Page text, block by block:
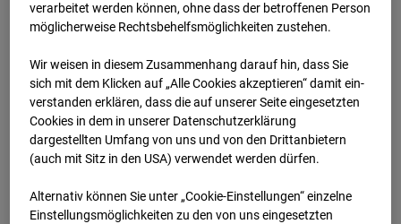
BC-146 - BV-Neubau
STRABAG BMTI
Werkstatthalle
Garching
Robert-Bosch-Straße 10, 85378 Garching
verarbeitet werden können, ohne dass der betroffenen Person
möglicherweise Rechtsbehelfsmöglichkeiten zustehen.
Wir weisen in diesem Zusammenhang darauf hin, dass Sie
sich mit dem Klicken auf „Alle Cookies akzeptieren“ damit ein­
ver­standen erklären, dass die auf unserer Seite eingesetzten
Cookies in dem in unserer Datenschutzerklärung
dargestellten Umfang von uns und von den Drittanbietern
(auch mit Sitz in den USA) verwendet werden dürfen.
Alternativ können Sie unter „Cookie-Einstellungen“ einzelne
Einstellungsmöglichkeiten zu den von uns eingesetzten